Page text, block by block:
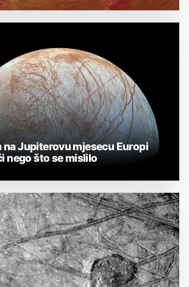
na Jupiterovu mjesecu Europi
nego što se mislilo